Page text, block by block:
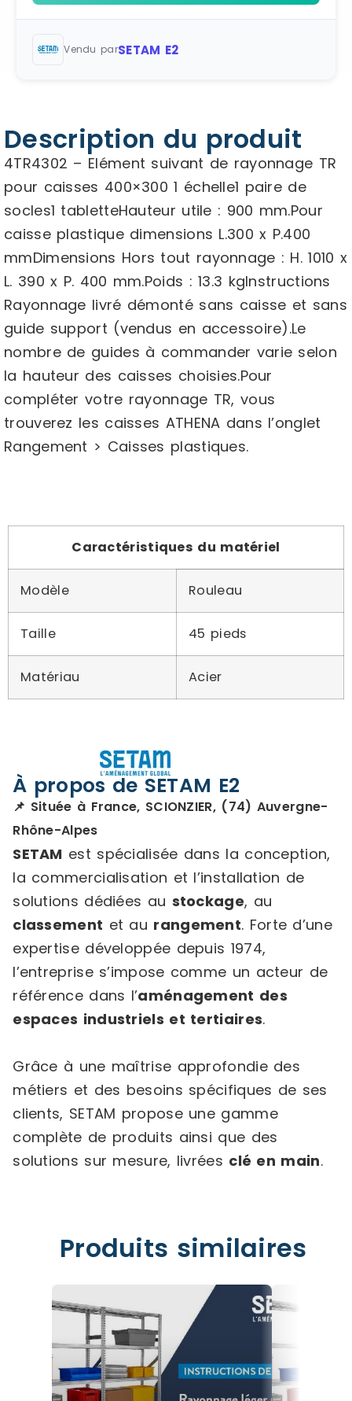
Vendu parSETAM E2
Description du produit
4TR4302 – Elément suivant de rayonnage TR
pour caisses 400×300 1 échelle1 paire de
socles1 tabletteHauteur utile : 900 mm.Pour
caisse plastique dimensions L.300 x P.400
mmDimensions Hors tout rayonnage : H. 1010 x
L. 390 x P. 400 mm.Poids : 13.3 kgInstructions
Rayonnage livré démonté sans caisse et sans
guide support (vendus en accessoire).Le
nombre de guides à commander varie selon
la hauteur des caisses choisies.Pour
compléter votre rayonnage TR, vous
trouverez les caisses ATHENA dans l’onglet
Rangement > Caisses plastiques.
Caractéristiques du matériel
Modèle Rouleau
Taille 45 pieds
Matériau Acier
À propos de SETAM E2
📌 Située à France, SCIONZIER, (74) Auvergne-
Rhône-Alpes
SETAM est spécialisée dans la conception,
la commercialisation et l’installation de
solutions dédiées au stockage, au
classement et au rangement. Forte d’une
expertise développée depuis 1974,
l’entreprise s’impose comme un acteur de
référence dans l’aménagement des
espaces industriels et tertiaires.
Grâce à une maîtrise approfondie des
métiers et des besoins spécifiques de ses
clients, SETAM propose une gamme
complète de produits ainsi que des
solutions sur mesure, livrées clé en main.
Produits similaires